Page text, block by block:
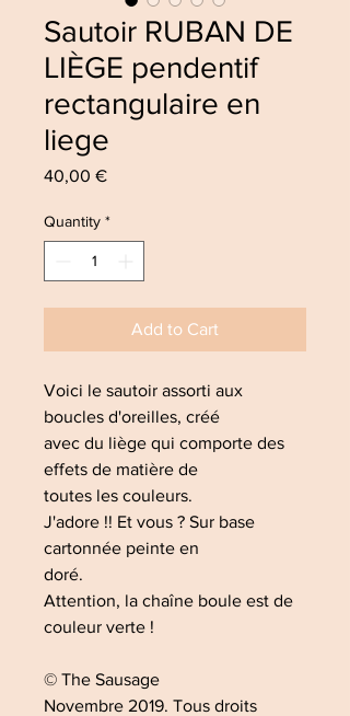
Sautoir RUBAN DE
LIÈGE pendentif
rectangulaire en
liege
40,00 €Price
Quantity *
Add to Cart
Voici le sautoir assorti aux
boucles d'oreilles, créé
avec du liège qui comporte des
effets de matière de
toutes les couleurs.
J'adore !! Et vous ? Sur base
cartonnée peinte en
doré.
Attention, la chaîne boule est de
couleur verte !
© The Sausage
Novembre 2019. Tous droits